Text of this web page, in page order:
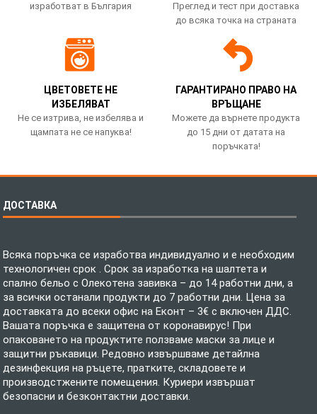
изработват в България
Преглед и тест при доставка
до всяка точка на страната
ЦВЕТОВЕТЕ НЕ
ИЗБЕЛЯВАТ
Не се изтрива, не избелява и
щампата не се напуква!
ГАРАНТИРАНО ПРАВО НА
ВРЪЩАНЕ
Можете да върнете продукта
до 15 дни от датата на
поръчката!
ДОСТАВКА
Всяка поръчка се изработва индивидуално и е необходим
технологичен срок . Срок за изработка на шалтета и
спално бельо с Олекотена завивка – до 14 работни дни, а
за всички останали продукти до 7 работни дни. Цена за
доставката до всеки офис на Еконт – 3€ с включен ДДС.
Вашата поръчка е защитена от коронавирус! При
опаковането на продуктите ползваме маски за лице и
защитни ръкавици. Редовно извършваме детайлна
дезинфекция на ръцете, пратките, складовете и
производстжените помещения. Куриери извършат
безопасни и безконтактни доставки.